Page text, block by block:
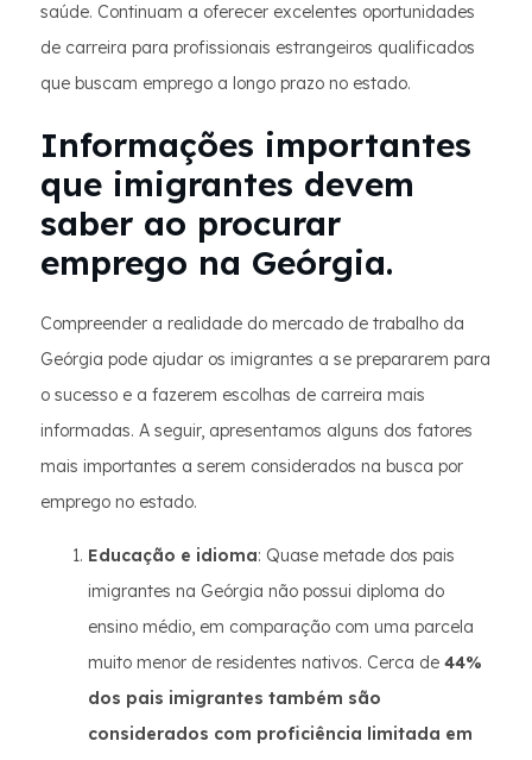
saúde. Continuam a oferecer excelentes oportunidades
de carreira para profissionais estrangeiros qualificados
que buscam emprego a longo prazo no estado.
Informações importantes
que imigrantes devem
saber ao procurar
emprego na Geórgia.
Compreender a realidade do mercado de trabalho da
Geórgia pode ajudar os imigrantes a se prepararem para
o sucesso e a fazerem escolhas de carreira mais
informadas. A seguir, apresentamos alguns dos fatores
mais importantes a serem considerados na busca por
emprego no estado.
Educação e idioma: Quase metade dos pais
imigrantes na Geórgia não possui diploma do
ensino médio, em comparação com uma parcela
muito menor de residentes nativos. Cerca de 44%
dos pais imigrantes também são
considerados com proficiência limitada em